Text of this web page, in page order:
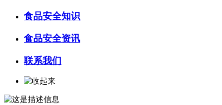
食品安全知识
食品安全资讯
联系我们